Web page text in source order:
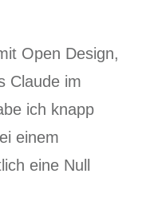
Open Design,
Claude im
ich knapp
einem
eine Null